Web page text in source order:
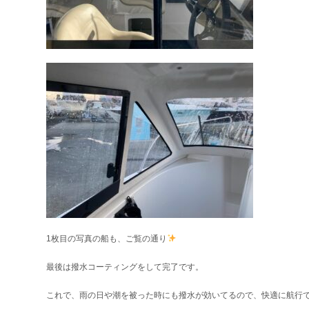
1枚目の写真の船も、ご覧の通り
最後は撥水コーティングをして完了です。
これで、雨の日や潮を被った時にも撥水が効いてるので、快適に航行